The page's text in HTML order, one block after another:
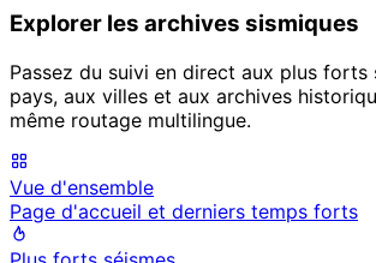
Explorer les archives sismiques
Passez du suivi en direct aux plus forts
pays, aux villes et aux archives
même routage multilingue.
Vue d'ensemble
Page d'accueil et derniers temps forts